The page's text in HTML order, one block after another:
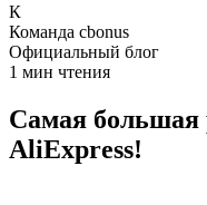
К
Команда cbonus
Официальный блог
1 мин чтения
Самая большая
AliExpress!